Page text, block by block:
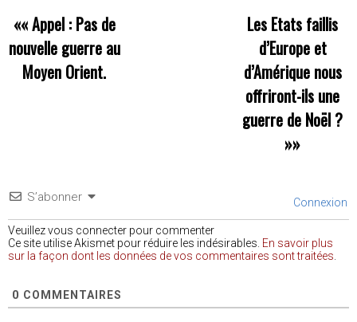
««Appel : Pas de
nouvelle guerre au
Moyen Orient.
Les Etats faillis
d’Europe et
d’Amérique nous
offriront-ils une
guerre de Noël ?
»»
S’abonner Connexion
Veuillez vous connecter pour commenter
Ce site utilise Akismet pour réduire les indésirables. En savoir plus
sur la façon dont les données de vos commentaires sont traitées
0 COMMENTAIRES